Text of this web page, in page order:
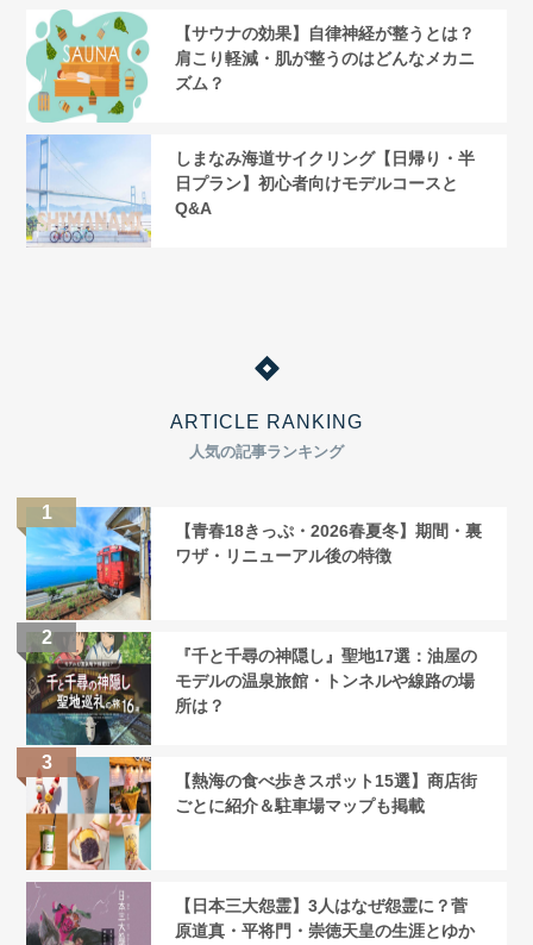
【サウナの効果】自律神経が整うとは？
肩こり軽減・肌が整うのはどんなメカニ
ズム？
しまなみ海道サイクリング【日帰り・半
日プラン】初心者向けモデルコースと
Q&A
ARTICLE RANKING
人気の記事ランキング
【青春18きっぷ・2026春夏冬】期間・裏
ワザ・リニューアル後の特徴
『千と千尋の神隠し』聖地17選：油屋の
モデルの温泉旅館・トンネルや線路の場
所は？
【熱海の食べ歩きスポット15選】商店街
ごとに紹介＆駐車場マップも掲載
【日本三大怨霊】3人はなぜ怨霊に？菅
原道真・平将門・崇徳天皇の生涯とゆか